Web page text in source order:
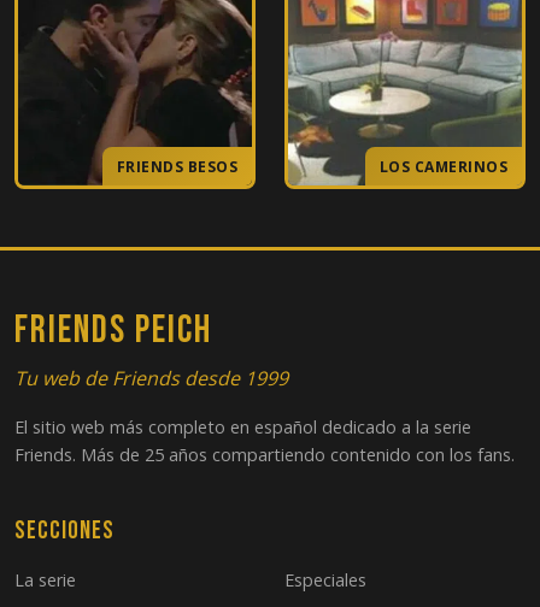
19 El de la prima de Monica y Ross
El del gran beso de Rachel
El de los votos
24 El de la boda de Chandler y Monica, Parte 2
FRIENDS BESOS LOS CAMERINOS
FRIENDS PEICH
Tu web de Friends desde 1999
El sitio web más completo en español dedicado a la serie
Friends. Más de 25 años compartiendo contenido con los fans.
Secciones
La serie
Especiales